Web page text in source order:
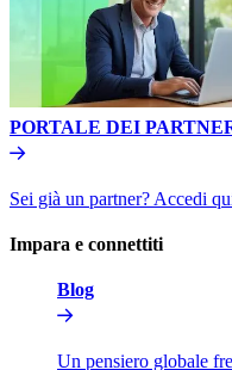
PORTALE DEI
Sei già un partner? Accedi
Impara e connettiti​​
Blog​​
Un pensiero globale